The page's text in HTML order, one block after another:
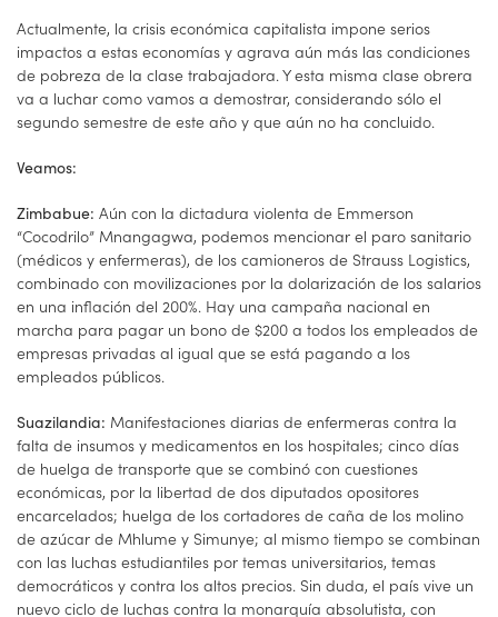
Actualmente, la crisis económica capitalista impone serios
impactos a estas economías y agrava aún más las condiciones
de pobreza de la clase trabajadora. Y esta misma clase obrera
va a luchar como vamos a demostrar, considerando sólo el
segundo semestre de este año y que aún no ha concluido.
Veamos:
Zimbabue: Aún con la dictadura violenta de Emmerson
“Cocodrilo” Mnangagwa, podemos mencionar el paro sanitario
(médicos y enfermeras), de los camioneros de Strauss Logistics,
combinado con movilizaciones por la dolarización de los salarios
en una inflación del 200%. Hay una campaña nacional en
marcha para pagar un bono de $200 a todos los empleados de
empresas privadas al igual que se está pagando a los
empleados públicos.
Suazilandia: Manifestaciones diarias de enfermeras contra la
falta de insumos y medicamentos en los hospitales; cinco días
de huelga de transporte que se combinó con cuestiones
económicas, por la libertad de dos diputados opositores
encarcelados; huelga de los cortadores de caña de los molino
de azúcar de Mhlume y Simunye; al mismo tiempo se combinan
con las luchas estudiantiles por temas universitarios, temas
democráticos y contra los altos precios. Sin duda, el país vive un
nuevo ciclo de luchas contra la monarquía absolutista, con